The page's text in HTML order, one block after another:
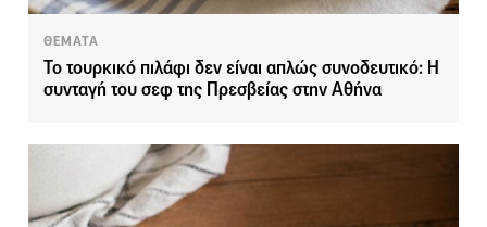
ΘΕΜΑΤΑ
Το τουρκικό πιλάφι δεν είναι απλώς συνοδευτικό: Η
συνταγή του σεφ της Πρεσβείας στην Αθήνα